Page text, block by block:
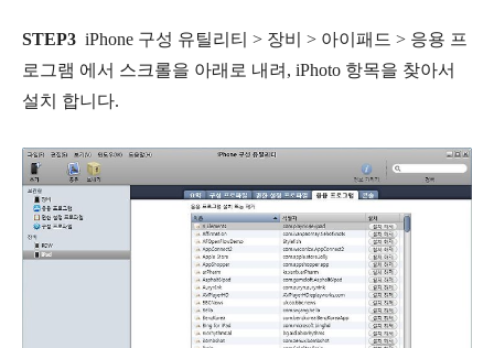
STEP3 iPhone 구성 유틸리티 > 장비 > 아이패드 > 응용 프
로그램 에서 스크롤을 아래로 내려, iPhoto 항목을 찾아서
설치 합니다.